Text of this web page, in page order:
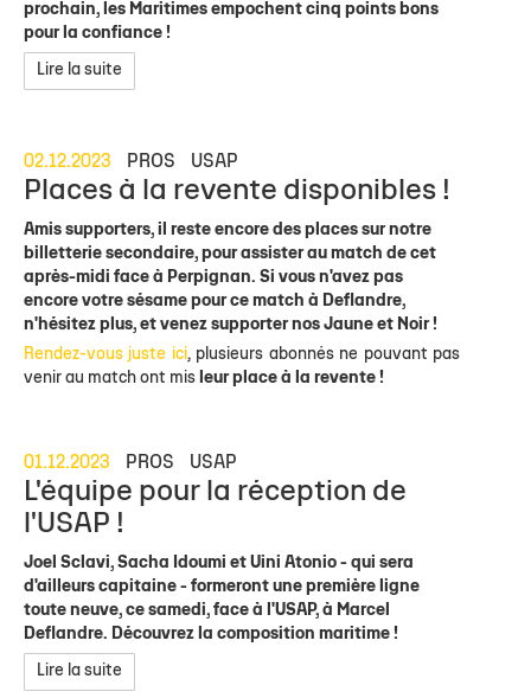
prochain, les Maritimes empochent cinq points bons
pour la confiance !
Lire la suite
02.12.2023 PROS USAP
Places à la revente disponibles !
Amis supporters, il reste encore des places sur notre
billetterie secondaire, pour assister au match de cet
après-midi face à Perpignan. Si vous n'avez pas
encore votre sésame pour ce match à Deflandre,
n'hésitez plus, et venez supporter nos Jaune et Noir !
Rendez-vous juste ici, plusieurs abonnés ne pouvant pas
venir au match ont mis leur place à la revente !
01.12.2023 PROS USAP
L'équipe pour la réception de
l'USAP !
Joel Sclavi, Sacha Idoumi et Uini Atonio - qui sera
d'ailleurs capitaine - formeront une première ligne
toute neuve, ce samedi, face à l'USAP, à Marcel
Deflandre. Découvrez la composition maritime !
Lire la suite